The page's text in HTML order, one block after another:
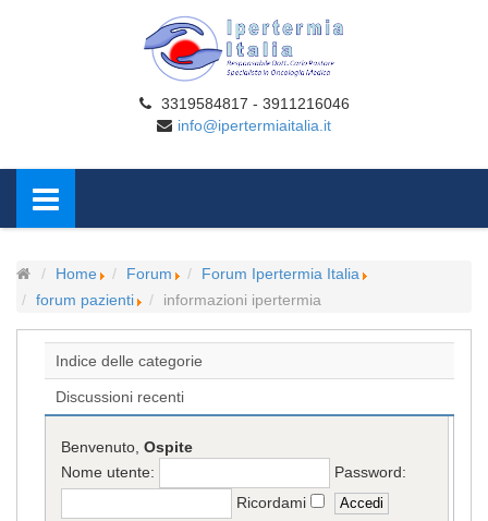
3319584817 - 3911216046
info@ipertermiaitalia.it
Home Forum
Forum Ipertermia Italia
forum pazienti
informazioni ipertermia
Indice delle categorie
Discussioni recenti
Benvenuto,Ospite
Nome utente:
Password:
Ricordami